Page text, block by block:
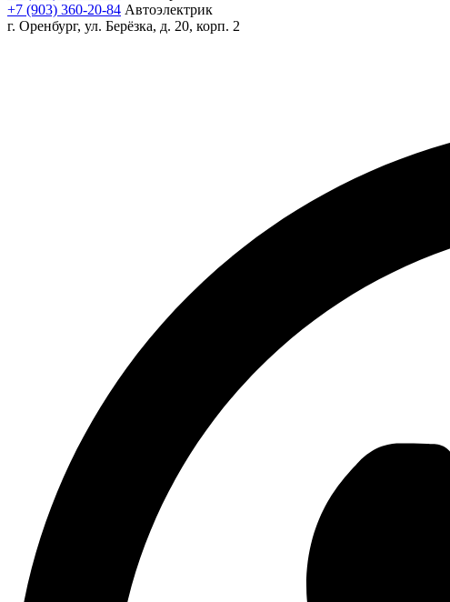
+7 (903) 360-20-84 Автоэлектрик
г. Оренбург, ул. Берёзка, д. 20, корп. 2